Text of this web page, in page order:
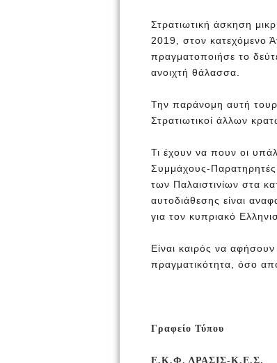
Στρατιωτική άσκηση
2019, στον κατεχόμενο
πραγματοποιήσε το
ανοιχτή θάλασσα.
Την παράνομη αυτή
Στρατιωτικοί άλλων
Τι έχουν να πουν οι
Συμμάχους-
των Παλαιστινίων στα
αυτοδιάθεσης είναι
για τον κυπριακό
Είναι καιρός να
πραγματικότητα, όσο
Γραφείο Τύπου
Ε.Κ.Φ. ΔΡΑΣΙΣ-Κ.Ε.Σ.